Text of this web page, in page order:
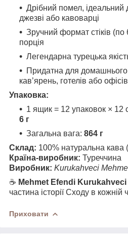
Дрібний помел, ідеальний
джезві або кавоварці
Зручний формат стіків
порція
Легендарна турецька
Придатна для домашнього
кав’ярень, готелів або офісів
Упаковка:
1 ящик = 12 упаковок × 12
6 г
Загальна вага: 864 г
Склад: 100% натуральна кава
Країна-виробник: Туреччина
Виробник: Kurukahveci
☕ Mehmet Efendi Kurukahveci
частина історії Сходу в кожній
Приховати